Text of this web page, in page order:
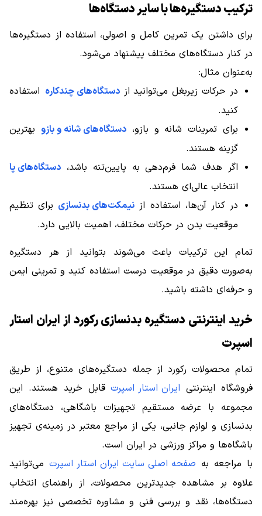
ترکیب دستگیره‌ها با سایر دستگاه‌ها
برای داشتن یک تمرین کامل و اصولی، استفاده از دستگیره‌ها
در کنار دستگاه‌های مختلف پیشنهاد می‌شود.
به‌عنوان مثال:
در حرکات زیربغل می‌توانید ازدستگاه‌های چندکاره استفاده
کنید.
برای تمرینات شانه و بازو،دستگاه‌های شانه و بازو بهترین
گزینه هستند.
اگر هدف شما فرم‌دهی به پایین‌تنه باشد، دستگاه‌های پا
انتخاب عالی‌ای هستند.
در کنار آن‌ها، استفاده از نیمکت‌های بدنسازی برای تنظیم
موقعیت بدن در حرکات مختلف، اهمیت بالایی دارد.
تمام این ترکیبات باعث می‌شوند بتوانید از هر دستگیره
به‌صورت دقیق در موقعیت درست استفاده کنید و تمرینی ایمن
و حرفه‌ای داشته باشید.
خرید اینترنتی دستگیره بدنسازی رکورد از ایران استار
اسپرت
تمام محصولات رکورد از جمله دستگیره‌های متنوع، از طریق
فروشگاه اینترنتی ایران استار اسپرتقابل خرید هستند. این
مجموعه با عرضه مستقیم تجهیزات باشگاهی، دستگاه‌های
بدنسازی و لوازم جانبی، یکی از مراجع معتبر در زمینه‌ی تجهیز
باشگاه‌ها و مراکز ورزشی در ایران است.
با مراجعه به صفحه اصلی سایت ایران استار اسپرتمی‌توانید
علاوه بر مشاهده جدیدترین محصولات، از راهنمای انتخاب
دستگاه‌ها، نقد و بررسی فنی و مشاوره تخصصی نیز بهره‌مند